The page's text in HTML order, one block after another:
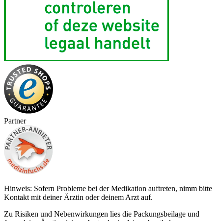
Partner
Hinweis: Sofern Probleme bei der Medikation auftreten, nimm bitte
Kontakt mit deiner Ärztin oder deinem Arzt auf.
Zu Risiken und Nebenwirkungen lies die Packungsbeilage und